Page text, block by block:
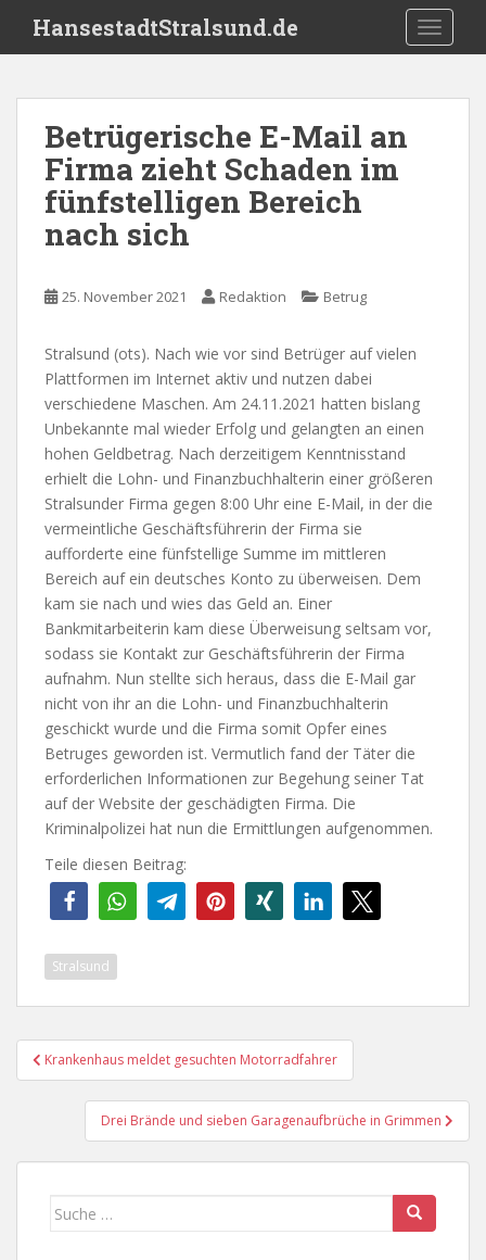
i
HansestadtStralsund.de
Betrügerische E-Mail an
Firma zieht Schaden im
fünfstelligen Bereich
nach sich
25. November 2021 Redaktion Betrug
Stralsund (ots). Nach wie vor sind Betrüger auf vielen
Plattformen im Internet aktiv und nutzen dabei
verschiedene Maschen. Am 24.11.2021 hatten bislang
Unbekannte mal wieder Erfolg und gelangten an einen
hohen Geldbetrag. Nach derzeitigem Kenntnisstand
erhielt die Lohn- und Finanzbuchhalterin einer größeren
Stralsunder Firma gegen 8:00 Uhr eine E-Mail, in der die
vermeintliche Geschäftsführerin der Firma sie
aufforderte eine fünfstellige Summe im mittleren
Bereich auf ein deutsches Konto zu überweisen. Dem
kam sie nach und wies das Geld an. Einer
Bankmitarbeiterin kam diese Überweisung seltsam vor,
sodass sie Kontakt zur Geschäftsführerin der Firma
aufnahm. Nun stellte sich heraus, dass die E-Mail gar
nicht von ihr an die Lohn- und Finanzbuchhalterin
geschickt wurde und die Firma somit Opfer eines
Betruges geworden ist. Vermutlich fand der Täter die
erforderlichen Informationen zur Begehung seiner Tat
auf der Website der geschädigten Firma. Die
Kriminalpolizei hat nun die Ermittlungen aufgenommen.
Teile diesen Beitrag:
Stralsund
Beitragsnavigation
Krankenhaus meldet gesuchten Motorradfahrer
Drei Brände und sieben Garagenaufbrüche in Grimmen
Suche